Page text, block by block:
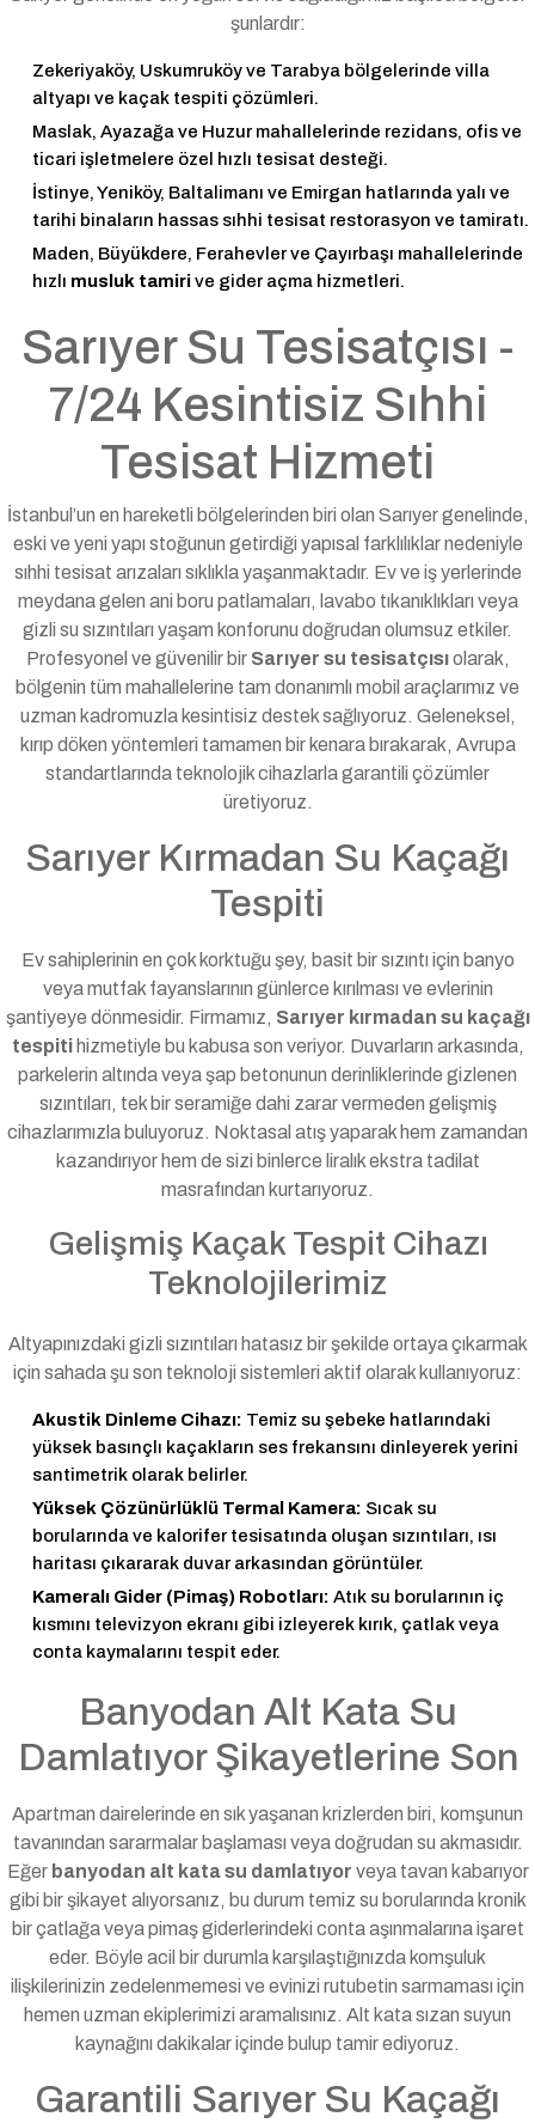
şunlardır:
Zekeriyaköy, Uskumruköy ve Tarabya bölgelerinde villa
altyapı ve kaçak tespiti çözümleri.
Maslak, Ayazağa ve Huzur mahallelerinde rezidans, ofis ve
ticari işletmelere özel hızlı tesisat desteği.
İstinye, Yeniköy, Baltalimanı ve Emirgan hatlarında yalı ve
tarihi binaların hassas sıhhi tesisat restorasyon ve tamiratı.
Maden, Büyükdere, Ferahevler ve Çayırbaşı mahallelerinde
hızlı musluk tamirive gider açma hizmetleri.
Sarıyer Su Tesisatçısı -
7/24 Kesintisiz Sıhhi
Tesisat Hizmeti
İstanbul’un en hareketli bölgelerinden biri olan Sarıyer genelinde,
eski ve yeni yapı stoğunun getirdiği yapısal farklılıklar nedeniyle
sıhhi tesisat arızaları sıklıkla yaşanmaktadır. Ev ve iş yerlerinde
meydana gelen ani boru patlamaları, lavabo tıkanıklıkları veya
gizli su sızıntıları yaşam konforunu doğrudan olumsuz etkiler.
Profesyonel ve güvenilir bir Sarıyer su tesisatçısıolarak,
bölgenin tüm mahallelerine tam donanımlı mobil araçlarımız ve
uzman kadromuzla kesintisiz destek sağlıyoruz. Geleneksel,
kırıp döken yöntemleri tamamen bir kenara bırakarak, Avrupa
standartlarında teknolojik cihazlarla garantili çözümler
üretiyoruz.
Sarıyer Kırmadan Su Kaçağı
Tespiti
Ev sahiplerinin en çok korktuğu şey, basit bir sızıntı için banyo
veya mutfak fayanslarının günlerce kırılması ve evlerinin
şantiyeye dönmesidir. Firmamız, Sarıyer kırmadan su kaçağı
tespitihizmetiyle bu kabusa son veriyor. Duvarların arkasında,
parkelerin altında veya şap betonunun derinliklerinde gizlenen
sızıntıları, tek bir seramiğe dahi zarar vermeden gelişmiş
cihazlarımızla buluyoruz. Noktasal atış yaparak hem zamandan
kazandırıyor hem de sizi binlerce liralık ekstra tadilat
masrafından kurtarıyoruz.
Gelişmiş Kaçak Tespit Cihazı
Teknolojilerimiz
Altyapınızdaki gizli sızıntıları hatasız bir şekilde ortaya çıkarmak
için sahada şu son teknoloji sistemleri aktif olarak kullanıyoruz:
Akustik Dinleme Cihazı: Temiz su şebeke hatlarındaki
yüksek basınçlı kaçakların ses frekansını dinleyerek yerini
santimetrik olarak belirler.
Yüksek Çözünürlüklü Termal Kamera: Sıcak su
borularında ve kalorifer tesisatında oluşan sızıntıları, ısı
haritası çıkararak duvar arkasından görüntüler.
Kameralı Gider (Pimaş) Robotları: Atık su borularının iç
kısmını televizyon ekranı gibi izleyerek kırık, çatlak veya
conta kaymalarını tespit eder.
Banyodan Alt Kata Su
Damlatıyor Şikayetlerine Son
Apartman dairelerinde en sık yaşanan krizlerden biri, komşunun
tavanından sararmalar başlaması veya doğrudan su akmasıdır.
Eğer banyodan alt kata su damlatıyor veya tavan kabarıyor
gibi bir şikayet alıyorsanız, bu durum temiz su borularında kronik
bir çatlağa veya pimaş giderlerindeki conta aşınmalarına işaret
eder. Böyle acil bir durumla karşılaştığınızda komşuluk
ilişkilerinizin zedelenmemesi ve evinizi rutubetin sarmaması için
hemen uzman ekiplerimizi aramalısınız. Alt kata sızan suyun
kaynağını dakikalar içinde bulup tamir ediyoruz.
Garantili Sarıyer Su Kaçağı